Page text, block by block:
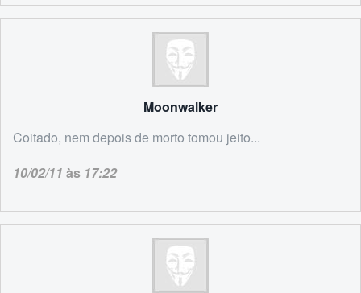
Moonwalker
Coitado, nem depois de morto tomou jeito...
10/02/11 às 17:22